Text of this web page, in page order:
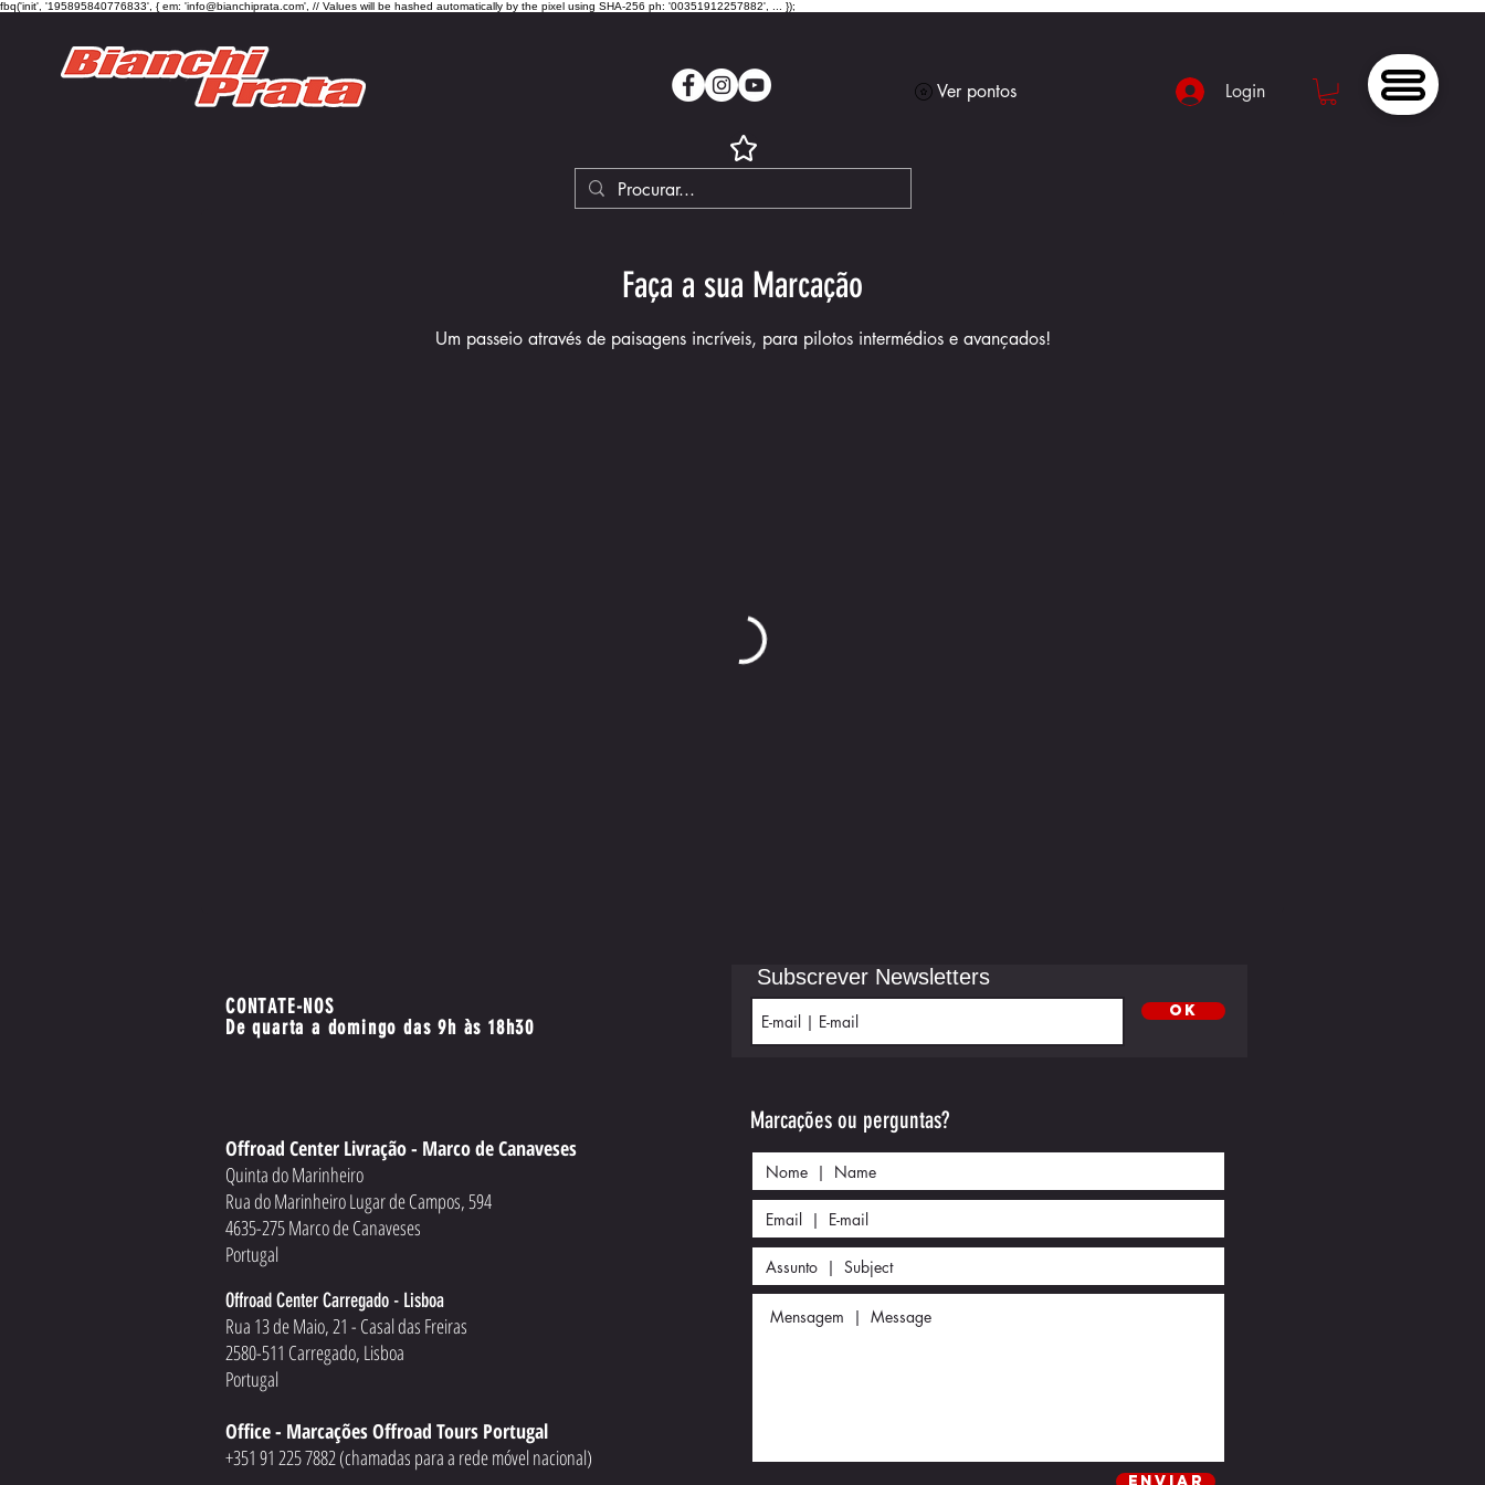
fbq('init', '195895840776833', { em: 'info@bianchiprata.com', // Values will be hashed automatically by the pixel using SHA-256 ph: '00351912257882', ... });
Ver pontos Login
Faça a sua Marcação
Um passeio através de paisagens incríveis, para pilotos intermédios e avançados!
CONTATE-NOS
De quarta a domingo das 9h às 18h30
Subscrever Newsletters
OK
Offroad Center Livração - Marco de Canaveses
Quinta do Marinheiro
Rua do Marinheiro Lugar de Campos, 594
4635-275 Marco de Canaveses
Portugal
Marcações ou perguntas?
Enviar
Offroad Center Carregado - Lisboa
Rua 13 de Maio, 21 - Casal das Freiras
2580-511 Carregado, Lisboa
Portugal
Office - Marcações Offroad Tours Portugal
+351 91 225 7882 (chamadas para a rede móvel nacional)